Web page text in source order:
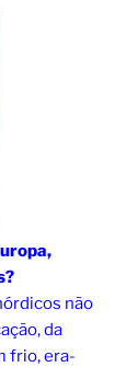
não
da
frio, era-